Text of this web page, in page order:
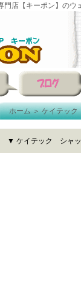
門店【キーポン】のウ
ホーム＞ケイテック
▼ ケイテック シャッ